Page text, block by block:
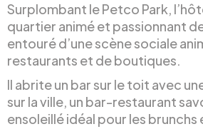
Surplombant le Petco Park,
quartier animé et passionnant
entouré d’une scène sociale
restaurants et de boutiques.
Il abrite un bar sur le toit avec
sur la ville, un bar-restaurant
ensoleillé idéal pour les